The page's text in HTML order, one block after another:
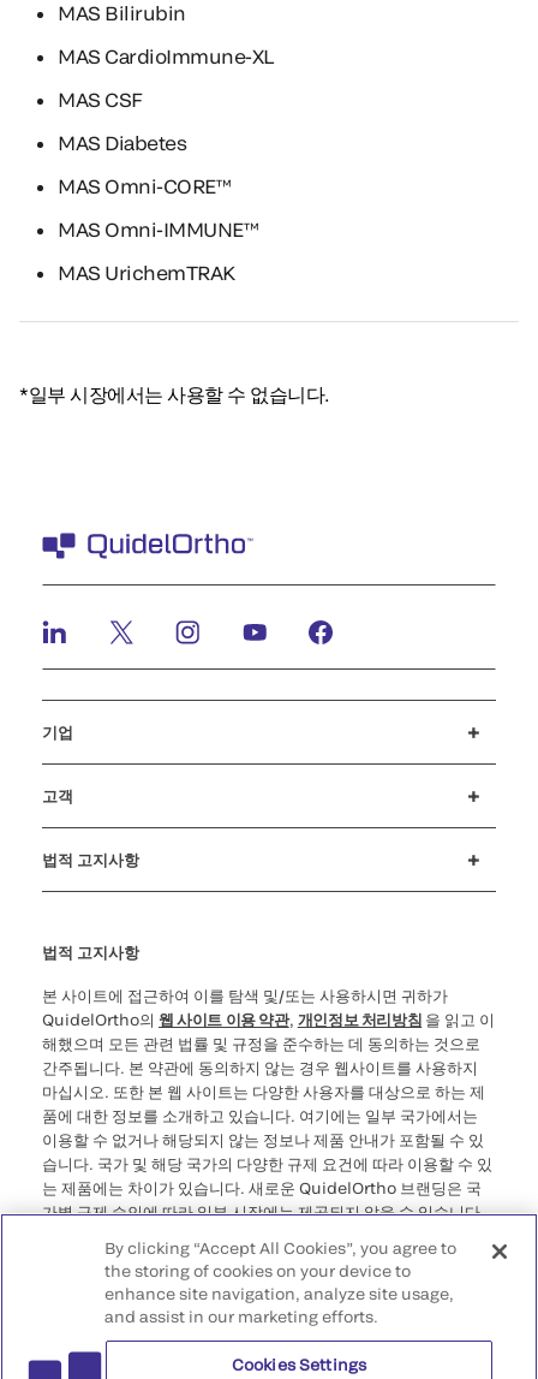
MAS Bilirubin
MAS CardioImmune-XL
MAS CSF
MAS Diabetes
MAS Omni-CORE™
MAS Omni-IMMUNE™
MAS UrichemTRAK
*일부 시장에서는 사용할 수 없습니다.
기업
고객
법적 고지사항
법적 고지사항
본 사이트에 접근하여 이를 탐색 및/또는 사용하시면 귀하가
QuidelOrtho의 웹 사이트 이용 약관, 개인정보 처리방침 을 읽고 이
해했으며 모든 관련 법률 및 규정을 준수하는 데 동의하는 것으로
간주됩니다. 본 약관에 동의하지 않는 경우 웹사이트를 사용하지
마십시오. 또한 본 웹 사이트는 다양한 사용자를 대상으로 하는 제
품에 대한 정보를 소개하고 있습니다. 여기에는 일부 국가에서는
이용할 수 없거나 해당되지 않는 정보나 제품 안내가 포함될 수 있
습니다. 국가 및 해당 국가의 다양한 규제 요건에 따라 이용할 수 있
는 제품에는 차이가 있습니다. 새로운 QuidelOrtho 브랜딩은 국
가별 규제 승인에 따라 일부 시장에는 제공되지 않을 수 있습니다.
되는 정보에 액세스하는 것에 대해 QuidelOrtho는 어떠한 책임도
지지 않는다는 점에 유의하십시오.
©2026 QuidelOrtho Corporation. 모든 권리 보유.
By clicking “Accept All Cookies”, you agree to
the storing of cookies on your device to
enhance site navigation, analyze site usage,
and assist in our marketing efforts.
Cookies Settings